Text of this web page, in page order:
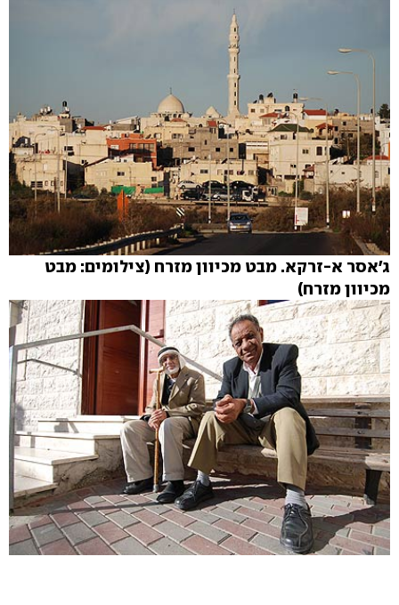
ג'אסר א-זרקא. מבט מכיוון מזרח (צילומים: מבט
מכיוון מזרח)